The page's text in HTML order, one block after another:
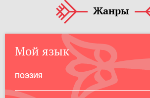
Жанры
Мой язык
ПОЭЗИЯ